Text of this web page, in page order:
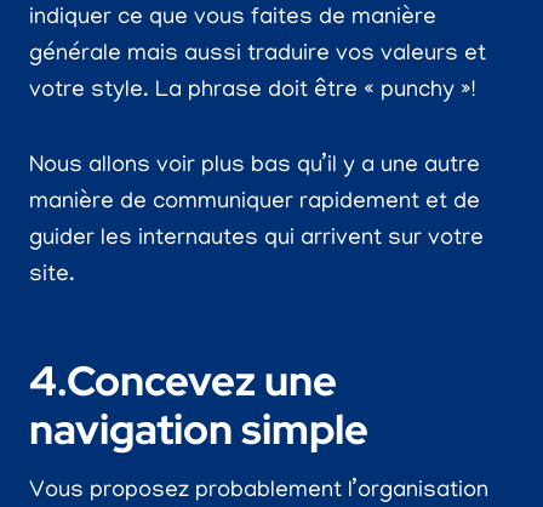
indiquer ce que vous faites de manière
générale mais aussi traduire vos valeurs et
votre style. La phrase doit être « punchy »!
Nous allons voir plus bas qu’il y a une autre
manière de communiquer rapidement et de
guider les internautes qui arrivent sur votre
site.
4.Concevez une
navigation simple
Vous proposez probablement l’organisation